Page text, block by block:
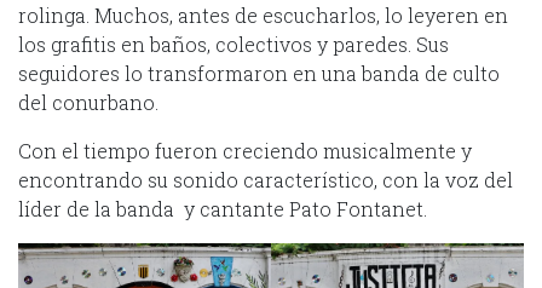
rolinga. Muchos, antes de escucharlos, lo leyeren en
los grafitis en baños, colectivos y paredes. Sus
seguidores lo transformaron en una banda de culto
del conurbano.
Con el tiempo fueron creciendo musicalmente y
encontrando su sonido característico, con la voz del
líder de la banda y cantante Pato Fontanet.